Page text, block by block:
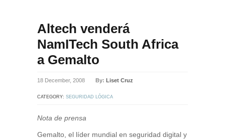
Altech venderá
NamITech South Africa
a Gemalto
18 December, 2008 By: Liset Cruz
CATEGORY: SEGURIDAD LÓGICA
Nota de prensa
Gemalto, el líder mundial en seguridad digital y